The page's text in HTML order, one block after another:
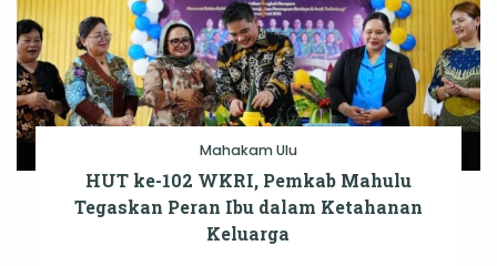
Mahakam Ulu
HUT ke-102 WKRI, Pemkab Mahulu
Tegaskan Peran Ibu dalam Ketahanan
Keluarga